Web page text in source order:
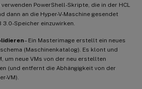
PowerShell-Skripte, die in der HCL
dann an die Hyper-V-Maschine gesendet
3.0-Speicher einzuwirken.
– Ein Masterimage erstellt ein neues
(Maschinenkatalog). Es klont und
um neue VMs von der neu erstellten
(und entfernt die Abhängigkeit von der
VM).